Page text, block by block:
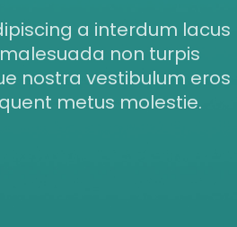
a interdum lacus
non turpis
nostra vestibulum eros
metus molestie.